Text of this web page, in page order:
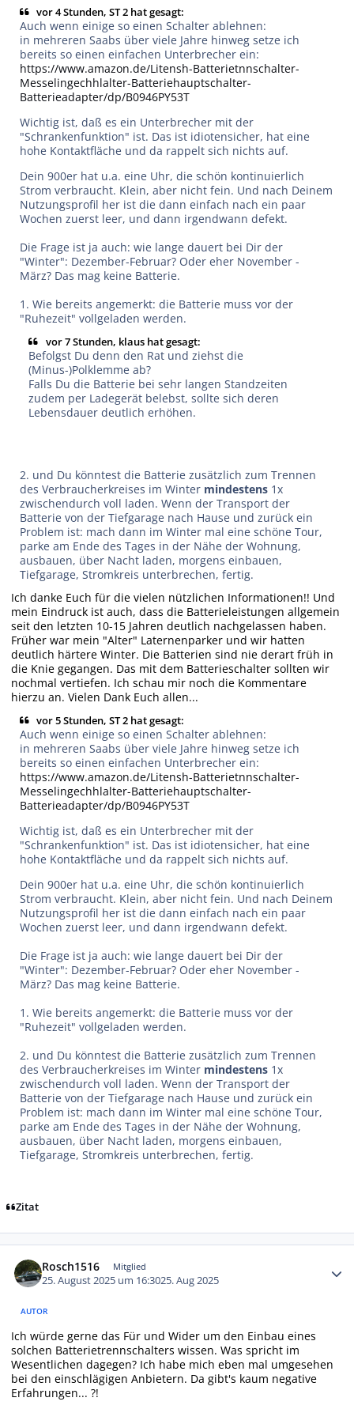
vor 4 Stunden, ST 2 hat gesagt:
Auch wenn einige so einen Schalter ablehnen:
in mehreren Saabs über viele Jahre hinweg setze ich
bereits so einen einfachen Unterbrecher ein:
https://www.amazon.de/Litensh-Batterietnnschalter-
Messelingechhlalter-Batteriehauptschalter-
Batterieadapter/dp/B0946PY53T
Wichtig ist, daß es ein Unterbrecher mit der
"Schrankenfunktion" ist. Das ist idiotensicher, hat eine
hohe Kontaktfläche und da rappelt sich nichts auf.
Dein 900er hat u.a. eine Uhr, die schön kontinuierlich
Strom verbraucht. Klein, aber nicht fein. Und nach Deinem
Nutzungsprofil her ist die dann einfach nach ein paar
Wochen zuerst leer, und dann irgendwann defekt.
Die Frage ist ja auch: wie lange dauert bei Dir der
"Winter": Dezember-Februar? Oder eher November -
März? Das mag keine Batterie.
1. Wie bereits angemerkt: die Batterie muss vor der
"Ruhezeit" vollgeladen werden.
vor 7 Stunden, klaus hat gesagt:
Befolgst Du denn den Rat und ziehst die
(Minus-)Polklemme ab?
Falls Du die Batterie bei sehr langen Standzeiten
zudem per Ladegerät belebst, sollte sich deren
Lebensdauer deutlich erhöhen.
2. und Du könntest die Batterie zusätzlich zum Trennen
des Verbraucherkreises im Winter mindestens 1x
zwischendurch voll laden. Wenn der Transport der
Batterie von der Tiefgarage nach Hause und zurück ein
Problem ist: mach dann im Winter mal eine schöne Tour,
parke am Ende des Tages in der Nähe der Wohnung,
ausbauen, über Nacht laden, morgens einbauen,
Tiefgarage, Stromkreis unterbrechen, fertig.
Ich danke Euch für die vielen nützlichen Informationen!! Und
mein Eindruck ist auch, dass die Batterieleistungen allgemein
seit den letzten 10-15 Jahren deutlich nachgelassen haben.
Früher war mein "Alter" Laternenparker und wir hatten
deutlich härtere Winter. Die Batterien sind nie derart früh in
die Knie gegangen. Das mit dem Batterieschalter sollten wir
nochmal vertiefen. Ich schau mir noch die Kommentare
hierzu an. Vielen Dank Euch allen...
vor 5 Stunden, ST 2 hat gesagt:
Auch wenn einige so einen Schalter ablehnen:
in mehreren Saabs über viele Jahre hinweg setze ich
bereits so einen einfachen Unterbrecher ein:
https://www.amazon.de/Litensh-Batterietnnschalter-
Messelingechhlalter-Batteriehauptschalter-
Batterieadapter/dp/B0946PY53T
Wichtig ist, daß es ein Unterbrecher mit der
"Schrankenfunktion" ist. Das ist idiotensicher, hat eine
hohe Kontaktfläche und da rappelt sich nichts auf.
Dein 900er hat u.a. eine Uhr, die schön kontinuierlich
Strom verbraucht. Klein, aber nicht fein. Und nach Deinem
Nutzungsprofil her ist die dann einfach nach ein paar
Wochen zuerst leer, und dann irgendwann defekt.
Die Frage ist ja auch: wie lange dauert bei Dir der
"Winter": Dezember-Februar? Oder eher November -
März? Das mag keine Batterie.
1. Wie bereits angemerkt: die Batterie muss vor der
"Ruhezeit" vollgeladen werden.
2. und Du könntest die Batterie zusätzlich zum Trennen
des Verbraucherkreises im Winter mindestens 1x
zwischendurch voll laden. Wenn der Transport der
Batterie von der Tiefgarage nach Hause und zurück ein
Problem ist: mach dann im Winter mal eine schöne Tour,
parke am Ende des Tages in der Nähe der Wohnung,
ausbauen, über Nacht laden, morgens einbauen,
Tiefgarage, Stromkreis unterbrechen, fertig.
Zitat
Rosch1516 Mitglied
25. August 2025 um 16:3025. Aug 2025
AUTOR
Ich würde gerne das Für und Wider um den Einbau eines
solchen Batterietrennschalters wissen. Was spricht im
Wesentlichen dagegen? Ich habe mich eben mal umgesehen
bei den einschlägigen Anbietern. Da gibt's kaum negative
Erfahrungen... ?!